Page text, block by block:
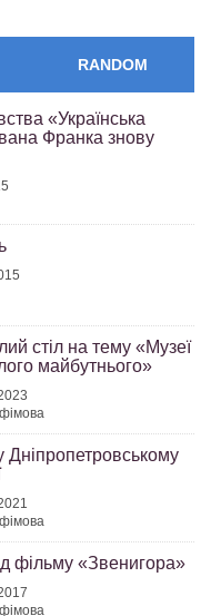
RANDOM
«Українська
Франка знову
стіл на тему «Музеї
майбутнього»
Дніпропетровському
фільму «Звенигора»